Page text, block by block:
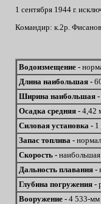
1 сентября 1944 г.
Командир: к.2р.
Водоизмещение -
Длина наибольшая -
Ширина наибольшая -
Осадка средняя - 4,42
Силовая установка - 1
Запас топлива -
Скорость - наибольшая
Дальность плавания -
Глубина погружения -
Вооружение - 4 533-мм